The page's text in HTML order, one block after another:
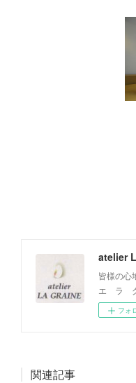
atelier
皆様の心
エ ラ
フォ
関連記事